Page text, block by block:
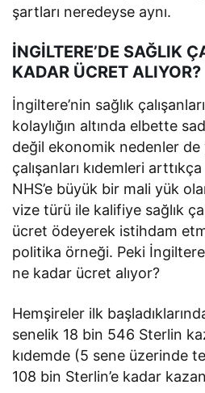
şartları neredeyse aynı.
İNGİLTERE’DE SAĞLIK
KADAR ÜCRET ALIYOR?
İngiltere’nin sağlık
kolaylığın altında elbette
değil ekonomik nedenler de
çalışanları kıdemleri
NHS’e büyük bir mali yük
vize türü ile kalifiye sağlık
ücret ödeyerek istihdam
politika örneği. Peki
ne kadar ücret alıyor?
Hemşireler ilk
senelik 18 bin 546 Sterlin
kıdemde (5 sene üzerinde
108 bin Sterlin’e kadar